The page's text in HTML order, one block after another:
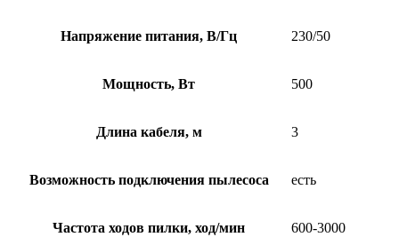
Напряжение питания, В/Гц 230/50
Мощность, Вт 500
Длина кабеля, м 3
Возможность подключения пылесоса есть
Частота ходов пилки, ход/мин 600-3000